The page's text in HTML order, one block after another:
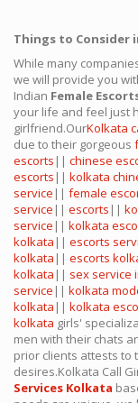
Things to Consider
While many
we will provide you
Indian Female
your life and feel just
girlfriend.OurKolkata
due to their gorgeous
escorts || chinese
escorts || kolkata
service || female
service || escorts ||
service || kolkata
kolkata || escorts
kolkata || escorts
kolkata || sex service
service || kolkata
kolkata || kolkata
kolkata girls'
men with their chats
prior clients attests to
desires.Kolkata Call
Services Kolkata